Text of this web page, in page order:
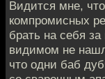
Видится мне,
компромисных
брать на себя за
видимом не
что одни баб